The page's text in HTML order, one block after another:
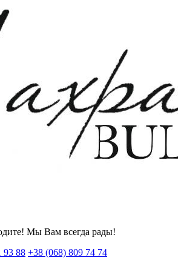
Мы Вам всегда рады!
93 88 +38 (068) 809 74 74